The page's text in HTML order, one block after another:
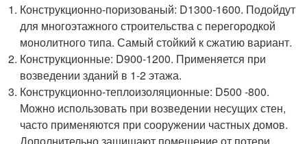
Конструкционно-поризованый: D1300-1600. Подойдут
для многоэтажного строительства с перегородкой
монолитного типа. Самый стойкий к сжатию вариант.
Конструкционные: D900-1200. Применяется при
возведении зданий в 1-2 этажа.
Конструкционно-теплоизоляционные: D500 -800.
Можно использовать при возведении несущих стен,
часто применяются при сооружении частных домов.
Дополнительно защищают помещение от потери